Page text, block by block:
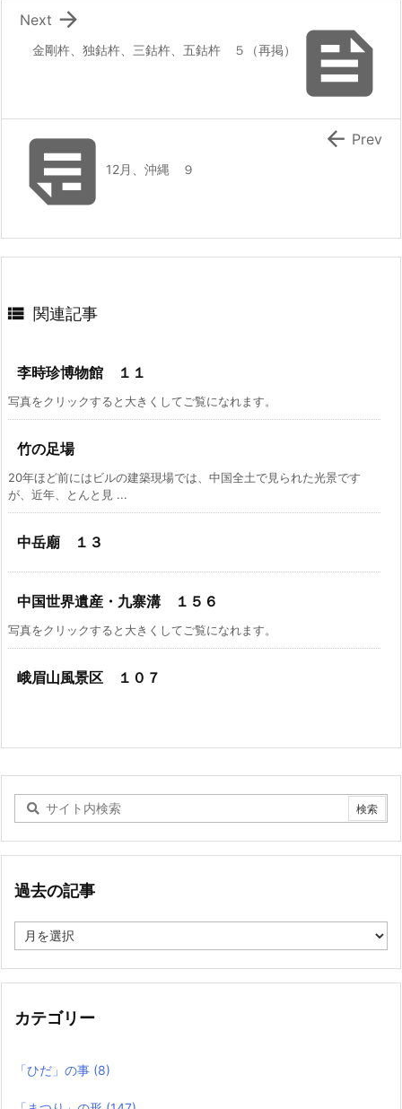

金剛杵、独鈷杵、三鈷杵、五鈷杵 ５（再掲）

Next
12月、沖縄 ９
 Prev
 関連記事
李時珍博物館 １１
写真をクリックすると大きくしてご覧になれます。
竹の足場
20年ほど前にはビルの建築現場では、中国全土で見られた光景です
が、近年、とんと見 ...
中岳廟 １３
中国世界遺産・九寨溝 １５６
写真をクリックすると大きくしてご覧になれます。
峨眉山風景区 １０７
過去の記事
去
記
カテゴリー
「ひだ」の事 (8)